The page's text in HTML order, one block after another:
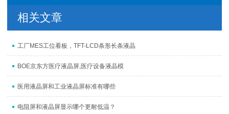
相关文章
工厂MES工位看板，TFT-LCD条形长条液晶
BOE京东方医疗液晶屏,医疗设备液晶模
医用液晶屏和工业液晶屏标准有哪些
电阻屏和液晶屏显示哪个更耐低温？